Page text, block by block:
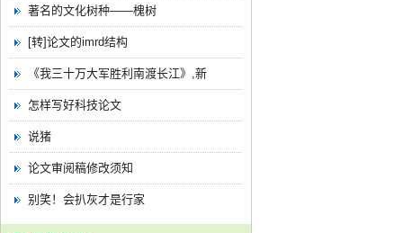
著名的文化树种——槐树
[转]论文的imrd结构
《我三十万大军胜利南渡长江》,新
怎样写好科技论文
说猪
论文审阅稿修改须知
别笑！会扒灰才是行家